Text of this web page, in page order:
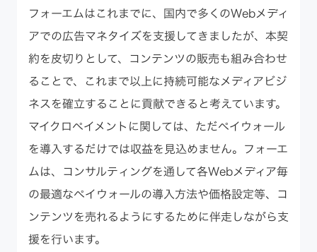
フォーエムはこれまでに、国内で多くのWebメディ
アでの広告マネタイズを支援してきましたが、本契
約を皮切りとして、コンテンツの販売も組み合わせ
ることで、これまで以上に持続可能なメディアビジ
ネスを確立することに貢献できると考えています。
マイクロペイメントに関しては、ただペイウォール
を導入するだけでは収益を見込めません。フォーエ
ムは、コンサルティングを通して各Webメディア毎
の最適なペイウォールの導入方法や価格設定等、コ
ンテンツを売れるようにするために伴走しながら支
援を行います。